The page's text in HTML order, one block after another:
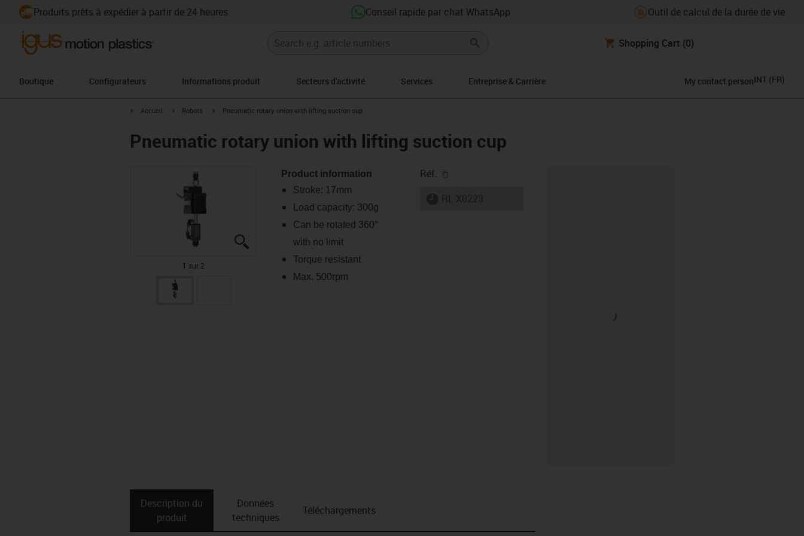
Produits prêts à expédier à partir de 24 heures Conseil rapide par chat WhatsApp Outil de calcul de la durée de vie
Shopping Cart (0)
Boutique Configurateurs Informations produit Secteurs d'activité Services Entreprise & Carrière My contact personINT (FR)
igus-icon-arrow-right
Accueil igus-icon-arrow-right
Robots igus-icon-arrow-right
Pneumatic rotary union with lifting suction cup
Pneumatic rotary union with lifting suction cup
igus-icon-lupe
igus-icon-lupe
1 sur 2
Product information
Stroke: 17mm
Load capacity: 300g
Can be rotated 360°
with no limit
Torque resistant
Max. 500rpm
Réf.
Description du
produit
Données
techniques
Téléchargements